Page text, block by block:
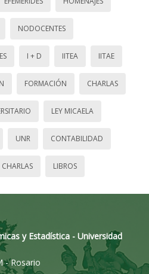
NODOCENTES
I + D IITEA IITAE
FORMACIÓN CHARLAS
LEY MICAELA
UNR CONTABILIDAD
CHARLAS LIBROS
y Estadística - Universidad
- Rosario